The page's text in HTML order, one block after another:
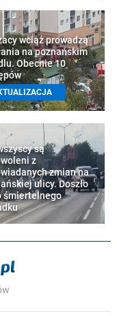
wciąż prowadzą
na poznańskim
Obecnie 10
są
z
zmian na
ulicy. Doszło
śmiertelnego